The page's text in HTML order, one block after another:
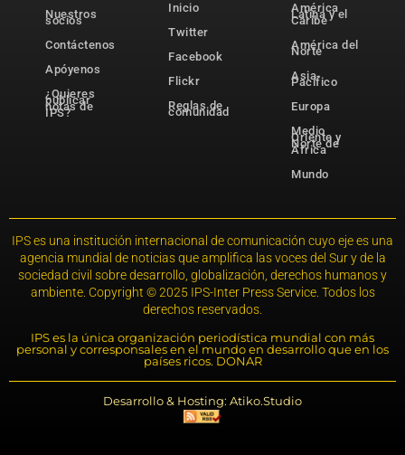
Nuestros
socios
Contáctenos
Apóyenos
¿Quieres
publicar
notas de
IPS?
Inicio
Twitter
Facebook
Flickr
Reglas de
comunidad
América
Latina y el
Caribe
América del
Norte
Asia-
Pacífico
Europa
Medio
Oriente y
Norte de
África
Mundo
IPS es una institución internacional de comunicación cuyo eje es una
agencia mundial de noticias que amplifica las voces del Sur y de la
sociedad civil sobre desarrollo, globalización, derechos humanos y
ambiente. Copyright © 2025 IPS-Inter Press Service. Todos los
derechos reservados.
IPS es la única organización periodística mundial con más
personal y corresponsales en el mundo en desarrollo que en los
países ricos. DONAR
Desarrollo & Hosting: Atiko.Studio